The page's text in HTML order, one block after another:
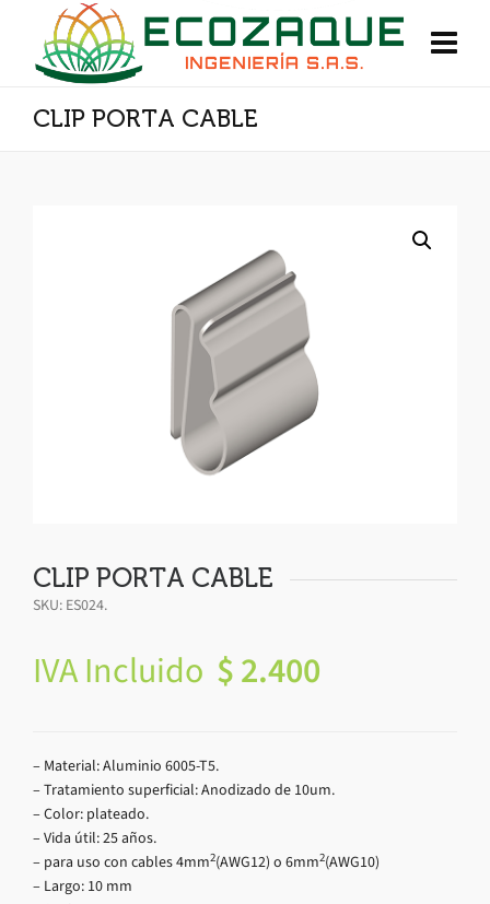
CLIP PORTA CABLE
CLIP PORTA CABLE
SKU: ES024.
IVA Incluido $2.400
– Material: Aluminio 6005-T5.
– Tratamiento superficial: Anodizado de 10um.
– Color: plateado.
– Vida útil: 25 años.
– para uso con cables 4mm2(AWG12) o 6mm2(AWG10)
– Largo: 10 mm